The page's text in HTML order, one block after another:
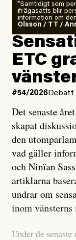
”Samtidigt som
ifrågasätts blir
information om
Olsson / TT /
ETC
#54/2026 Debatt
Det senaste
skapat
den
vad gäller
och Ninïan
artiklarna
undrar om
inom vänsterns
Under de